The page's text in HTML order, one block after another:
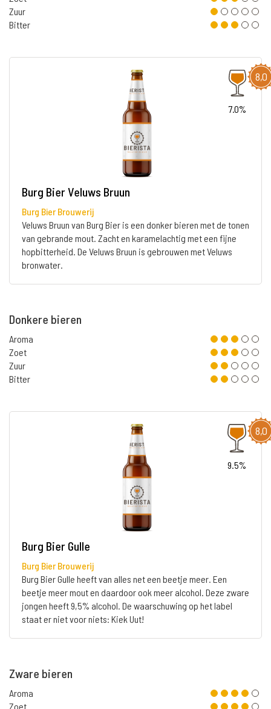
Zuur
Bitter
8,0
7.0%
Burg Bier Veluws Bruun
Burg Bier Brouwerij
Veluws Bruun van Burg Bier is een donker bieren met de tonen
van gebrande mout. Zacht en karamelachtig met een fijne
hopbitterheid. De Veluws Bruun is gebrouwen met Veluws
bronwater.
Donkere bieren
Aroma
Zoet
Zuur
Bitter
8,0
9.5%
Burg Bier Gulle
Burg Bier Brouwerij
Burg Bier Gulle heeft van alles net een beetje meer. Een
beetje meer mout en daardoor ook meer alcohol. Deze zware
jongen heeft 9,5% alcohol. De waarschuwing op het label
staat er niet voor niets: Kiek Uut!
Zware bieren
Aroma
Zoet